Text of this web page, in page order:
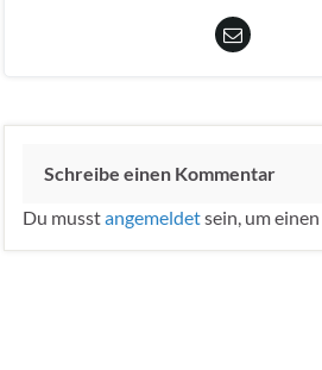
Schreibe einen Kommentar
Du musstangemeldetsein, um